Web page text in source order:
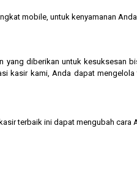
mobile, untuk kenyamanan
diberikan untuk kesuksesan
kasir kami, Anda dapat
terbaik ini dapat mengubah cara